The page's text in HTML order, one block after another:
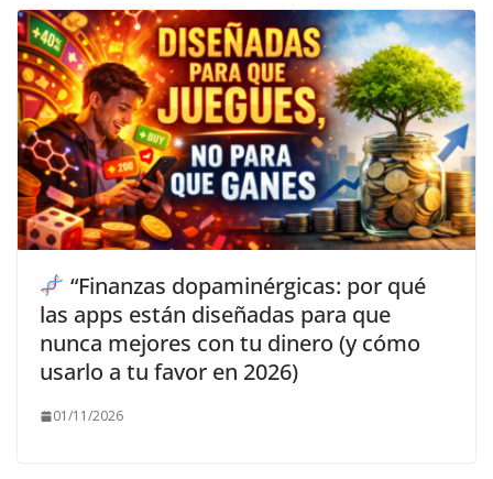
“Finanzas dopaminérgicas: por qué
las apps están diseñadas para que
nunca mejores con tu dinero (y cómo
usarlo a tu favor en 2026)
01/11/2026